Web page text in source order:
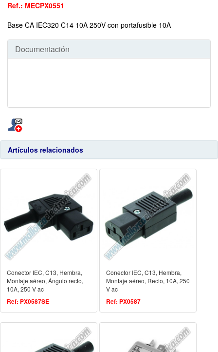
Ref.: MECPX0551
Base CA IEC320 C14 10A 250V con portafusible 10A
Documentación
Artículos relacionados
Conector IEC, C13, Hembra,
Montaje aéreo, Ángulo recto,
10A, 250 V ac
Ref: PX0587SE
Conector IEC, C13, Hembra,
Montaje aéreo, Recto, 10A, 250
V ac
Ref: PX0587